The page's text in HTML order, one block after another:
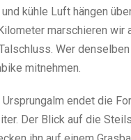
kühle Luft hängen
marschieren wir
Wer
mitnehmen.
Ursprungalm endet die
Der Blick auf die